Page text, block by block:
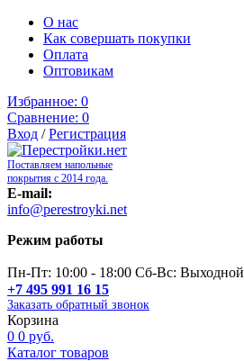
О нас
Как совершать покупки
Оплата
Оптовикам
Избранное: 0
Сравнение: 0
Вход /Регистрация
Поставляем напольные
покрытия с 2014 года.
E-mail:
info@perestroyki.net
Режим работы
Пн-Пт: 10:00 - 18:00 Сб-Вс: Выходной
+7 495 991 16 15
Заказать обратный звонок
Корзина
0 0 руб.
Каталог товаров